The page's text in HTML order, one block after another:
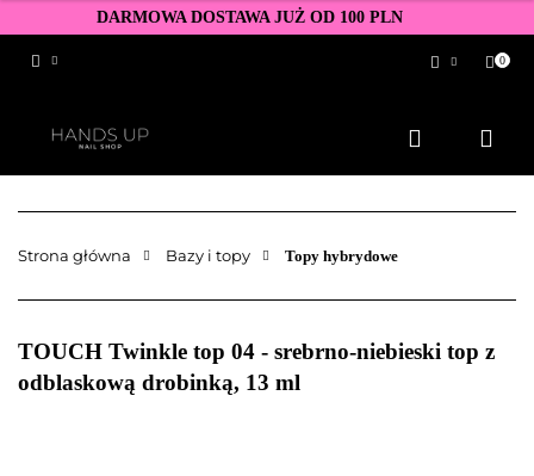
DARMOWA DOSTAWA JUŻ OD 100 PLN
Zarejestruj się
Dodaj zgłoszenie
Zgody cookies
0
Strona główna Bazy i topy Topy hybrydowe
TOUCH Twinkle top 04 - srebrno-niebieski top z
odblaskową drobinką, 13 ml